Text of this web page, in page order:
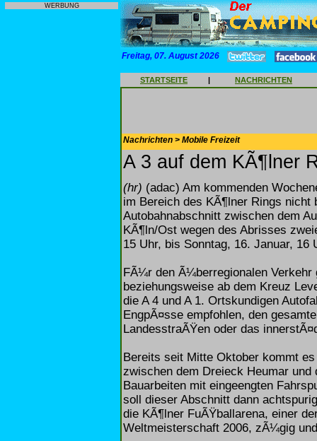
WERBUNG
Freitag, 07. August 2026
STARTSEITE | NACHRICHTEN
Nachrichten > Mobile Freizeit
A 3 auf dem KÃ¶lner
(hr) (adac) Am kommenden
im Bereich des KÃ¶lner Rings nicht
Autobahnabschnitt zwischen dem
KÃ¶ln/Ost wegen des Abrisses
15 Uhr, bis Sonntag, 16. Januar, 16
FÃ¼r den Ã¼berregionalen Verkehr
beziehungsweise ab dem Kreuz
die A 4 und A 1. Ortskundigen
EngpÃ¤sse empfohlen, den
LandesstraÃŸen oder das
Bereits seit Mitte Oktober kommt
zwischen dem Dreieck Heumar
Bauarbeiten mit eingeengten
soll dieser Abschnitt dann
die KÃ¶lner FuÃŸballarena, einer
Weltmeisterschaft 2006, zÃ¼gig